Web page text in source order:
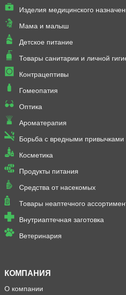
Изделия медицинского
Мама и малыш
Детское питание
Товары санитарии и личной
Контрацептивы
Гомеопатия
Оптика
Ароматерапия
Борьба с вредными привычками
Косметика
Продукты питания
Средства от насекомых
Товары неаптечного
Внутриаптечная заготовка
Ветеринария
КОМПАНИЯ
О компании